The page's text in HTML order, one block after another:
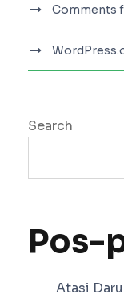
Comments
Search
Pos-
Atasi